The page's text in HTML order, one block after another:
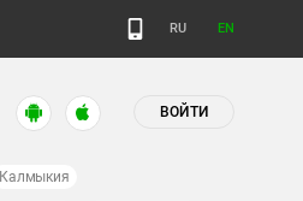
RU EN
ВОЙТИ
Калмыкия